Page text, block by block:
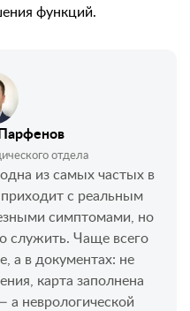
функций.
отдела
из самых частых в
с реальным
симптомами, но
служить. Чаще всего
а в документах: не
карта заполнена
неврологической